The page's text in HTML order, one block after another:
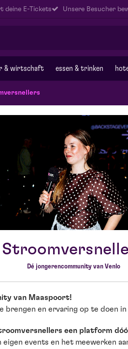
deine E-Tickets Unsere Besucher
& wirtschaft essen & trinken
Dé jongerencommunity van Venlo
van Maaspoort!
brengen en ervaring op te doen
een platform
events en het meewerken